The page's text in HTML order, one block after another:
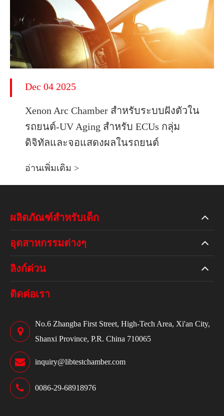
Dec 04 2025
Xenon Arc Chamber สำหรับระบบฝังตัวใน
รถยนต์-UV Aging สำหรับ ECUs กลุ่ม
ดิจิทัลและจอแสดงผลในรถยนต์
อ่านเพิ่มเติม >
ผลิตภัณฑ์สำหรับเด็ก
อุตสาหกรรมต่างๆ
ลิงก์ด่วน
ติดต่อเรา
No.6 Zhangba First Street, High-Tech Area, Xi'an City,
Shanxi Province, P.R. China 710065
inquiry@libtestchamber.com
0086-29-68918976